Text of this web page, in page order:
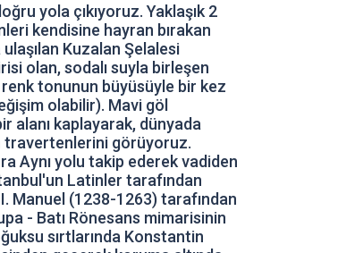
yola çıkıyoruz. Yaklaşık 2
kendisine hayran bırakan
Kuzalan Şelalesi
olan, sodalı suyla birleşen
tonunun büyüsüyle bir kez
olabilir). Mavi göl
alanı kaplayarak, dünyada
travertenlerini görüyoruz.
Aynı yolu takip ederek vadiden
Latinler tarafından
Manuel (1238-1263) tarafından
- Batı Rönesans mimarisinin
sırtlarında Konstantin